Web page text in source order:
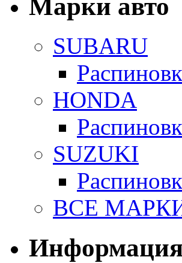
Марки авто
SUBARU
HONDA
SUZUKI
ВСЕ